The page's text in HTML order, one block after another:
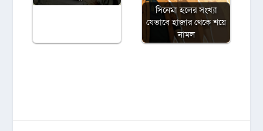
সিনেমা হলের সংখ্যা
যেভাবে হাজার থেকে শয়ে
নামল